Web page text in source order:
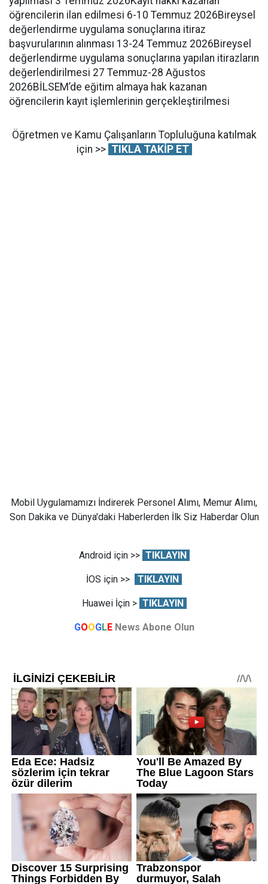
öğrencilerin ilan edilmesi 6-10 Temmuz 2026Bireysel
değerlendirme uygulama sonuçlarına itiraz
başvurularının alınması 13-24 Temmuz 2026Bireysel
değerlendirme uygulama sonuçlarına yapılan itirazların
değerlendirilmesi 27 Temmuz-28 Ağustos
2026BİLSEM’de eğitim almaya hak kazanan
öğrencilerin kayıt işlemlerinin gerçekleştirilmesi
Öğretmen ve Kamu Çalışanların Topluluğuna katılmak
için >> TIKLA TAKİP ET
Mobil Uygulamamızı İndirerek Personel Alımı, Memur Alımı,
Son Dakika ve Dünya'daki Haberlerden İlk Siz Haberdar Olun
Android için >> TIKLAYIN
İOS için >> TIKLAYIN
Huawei İçin > TIKLAYIN
GOOGLE News Abone Olun